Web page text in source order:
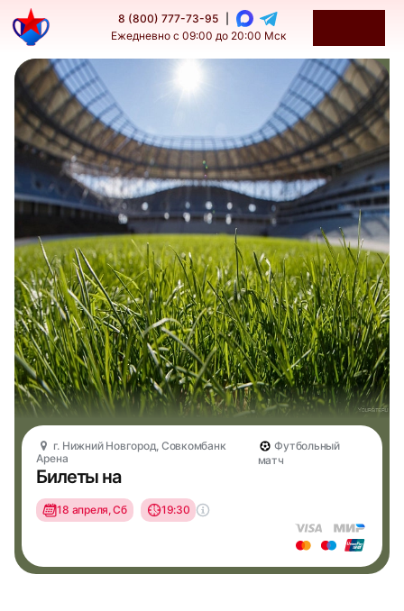
8 (800) 777-73-95
Ежедневно с 09:00 до 20:00 Мск
г. Нижний Новгород, Совкомбанк
Арена
Футбольный
матч
Билеты на
18 апреля, Сб 19:30